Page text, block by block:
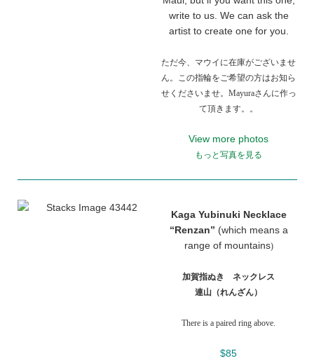
write to us. We can ask the
artist to create one for you.
ただ今、マウイに在庫がございませ
ん。この指輪をご希望の方はお知ら
せくださいませ。Mayuraさんに作っ
て頂きます。。
View more photos
もっと写真を見る
Kaga Yubinuki Necklace
“Renzan” (which means a
range of mountains)
加賀指ぬき ネックレス
連山（れんざん）
There is a paired ring above.
$85